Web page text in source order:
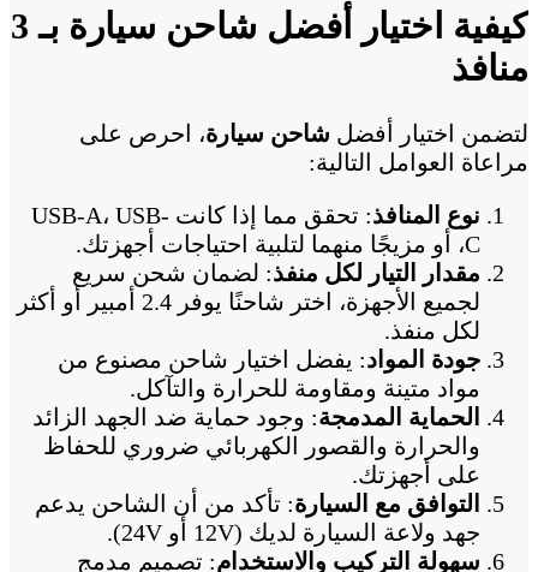
كيفية اختيار أفضل شاحن سيارة بـ 3
منافذ
لتضمن اختيار أفضل شاحن سيارة، احرص على
مراعاة العوامل التالية:
نوع المنافذ
: تحقق مما إذا كانت USB-A، USB-
C، أو مزيجًا منهما لتلبية احتياجات أجهزتك.
مقدار التيار لكل منفذ: لضمان شحن سريع
لجميع الأجهزة، اختر شاحنًا يوفر 2.4 أمبير أو أكثر
لكل منفذ.
جودة المواد: يفضل اختيار شاحن مصنوع من
مواد متينة ومقاومة للحرارة والتآكل.
الحماية المدمجة: وجود حماية ضد الجهد الزائد
والحرارة والقصور الكهربائي ضروري للحفاظ
على أجهزتك.
التوافق مع السيارة: تأكد من أن الشاحن يدعم
جهد ولاعة السيارة لديك (12V أو 24V).
سهولة التركيب والاستخدام: تصميم مدمج